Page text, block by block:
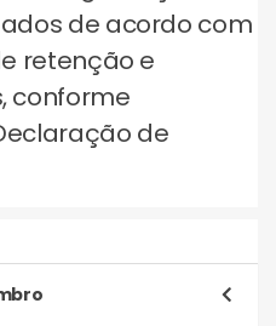
de acordo com
retenção e
conforme
de